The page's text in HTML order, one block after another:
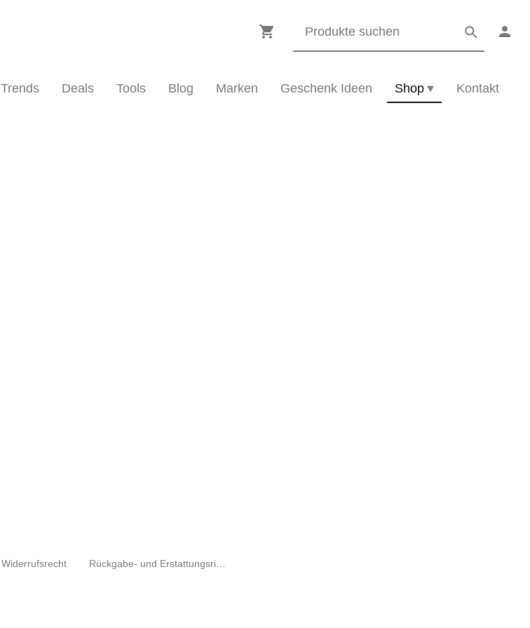
Trends Deals Tools Blog Marken Geschenk Ideen Shop Kontakt
Widerrufsrecht Rückgabe- und Erstattungsrichtlinie